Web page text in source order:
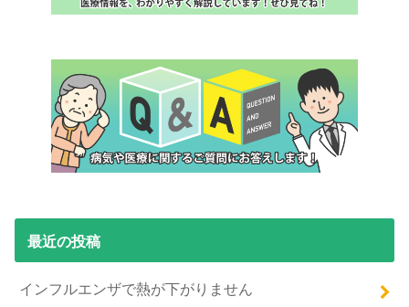
最近の投稿
インフルエンザで熱が下がりません